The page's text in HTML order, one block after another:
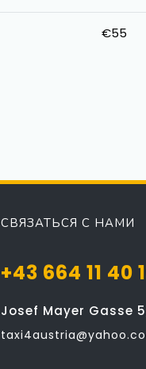
€55
СВЯЗАТЬСЯ С НАМИ
+43 664 11 40
Josef Mayer Gasse